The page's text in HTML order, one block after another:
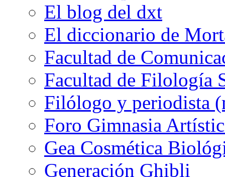
El blog del dxt
El diccionario de
Facultad de
Facultad de Filología
Filólogo y periodista
Foro Gimnasia
Gea Cosmética
Generación Ghibli